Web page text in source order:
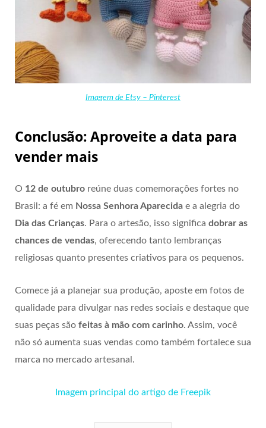
Imagem de Etsy – Pinterest
Conclusão: Aproveite a data para
vender mais
O 12 de outubro reúne duas comemorações fortes no
Brasil: a fé em Nossa Senhora Aparecida e a alegria do
Dia das Crianças. Para o artesão, isso significa dobrar as
chances de vendas, oferecendo tanto lembranças
religiosas quanto presentes criativos para os pequenos.
Comece já a planejar sua produção, aposte em fotos de
qualidade para divulgar nas redes sociais e destaque que
suas peças são feitas à mão com carinho. Assim, você
não só aumenta suas vendas como também fortalece sua
marca no mercado artesanal.
Imagem principal do artigo de Freepik